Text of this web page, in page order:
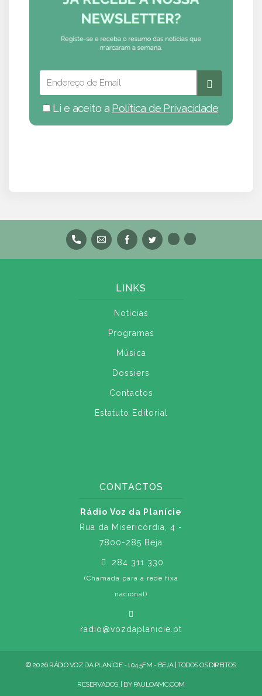
Li e aceito a Política de Privacidade
LINKS
Notícias
Programas
Música
Dossiers
Contactos
Estatuto Editorial
CONTACTOS
Rádio Voz da Planície
Rua da Misericórdia, 4 -
7800-285 Beja
284 311 330
(Chamada para a rede fixa
nacional)
radio@vozdaplanicie.pt
© 2026 RÁDIO VOZ DA PLANÍCIE - 104.5FM - BEJA | TODOS OS DIREITOS
RESERVADOS. | BY PAULOAMC.COM